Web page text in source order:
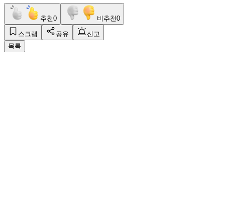
추천0 비추천0
스크랩 공유
신고
목록